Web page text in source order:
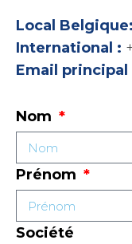
Local Belgique:
International :
Email principal
Nom
Prénom
Société